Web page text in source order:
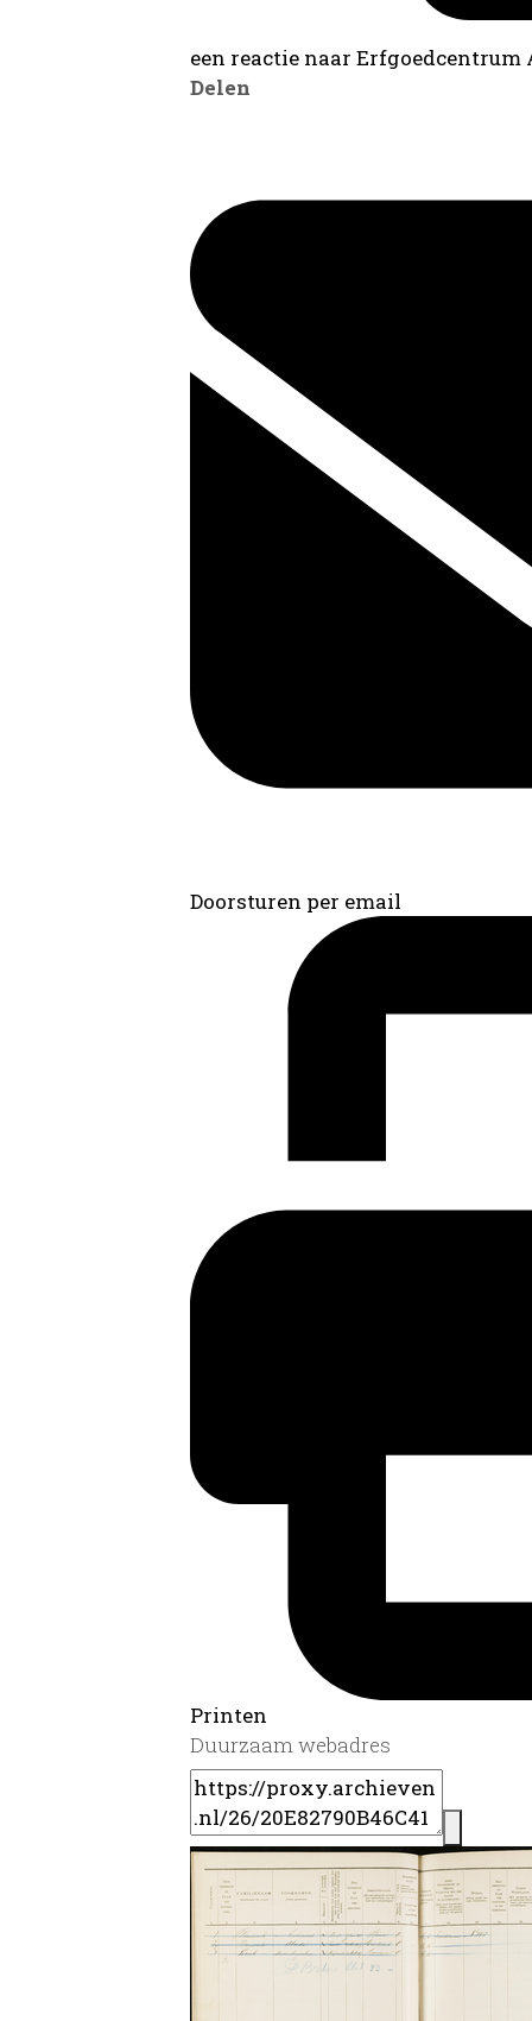
een reactie naar
Delen
Doorsturen per email
Printen
Duurzaam webadres